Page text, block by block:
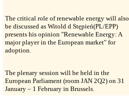
The critical role of renewable energy will also
be discussed as Witold d Stępień(PL/EPP)
presents his opinion "Renewable Energy: A
major player in the European market" for
adoption.
The plenary session will be held in the
European Parliament (room JAN 2Q2) on 31
January – 1 February in Brussels.